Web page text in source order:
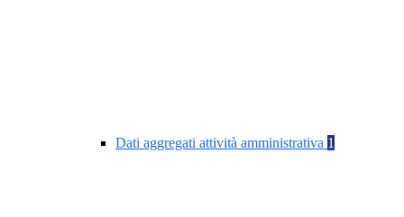
Dati aggregati attività amministrativa 1